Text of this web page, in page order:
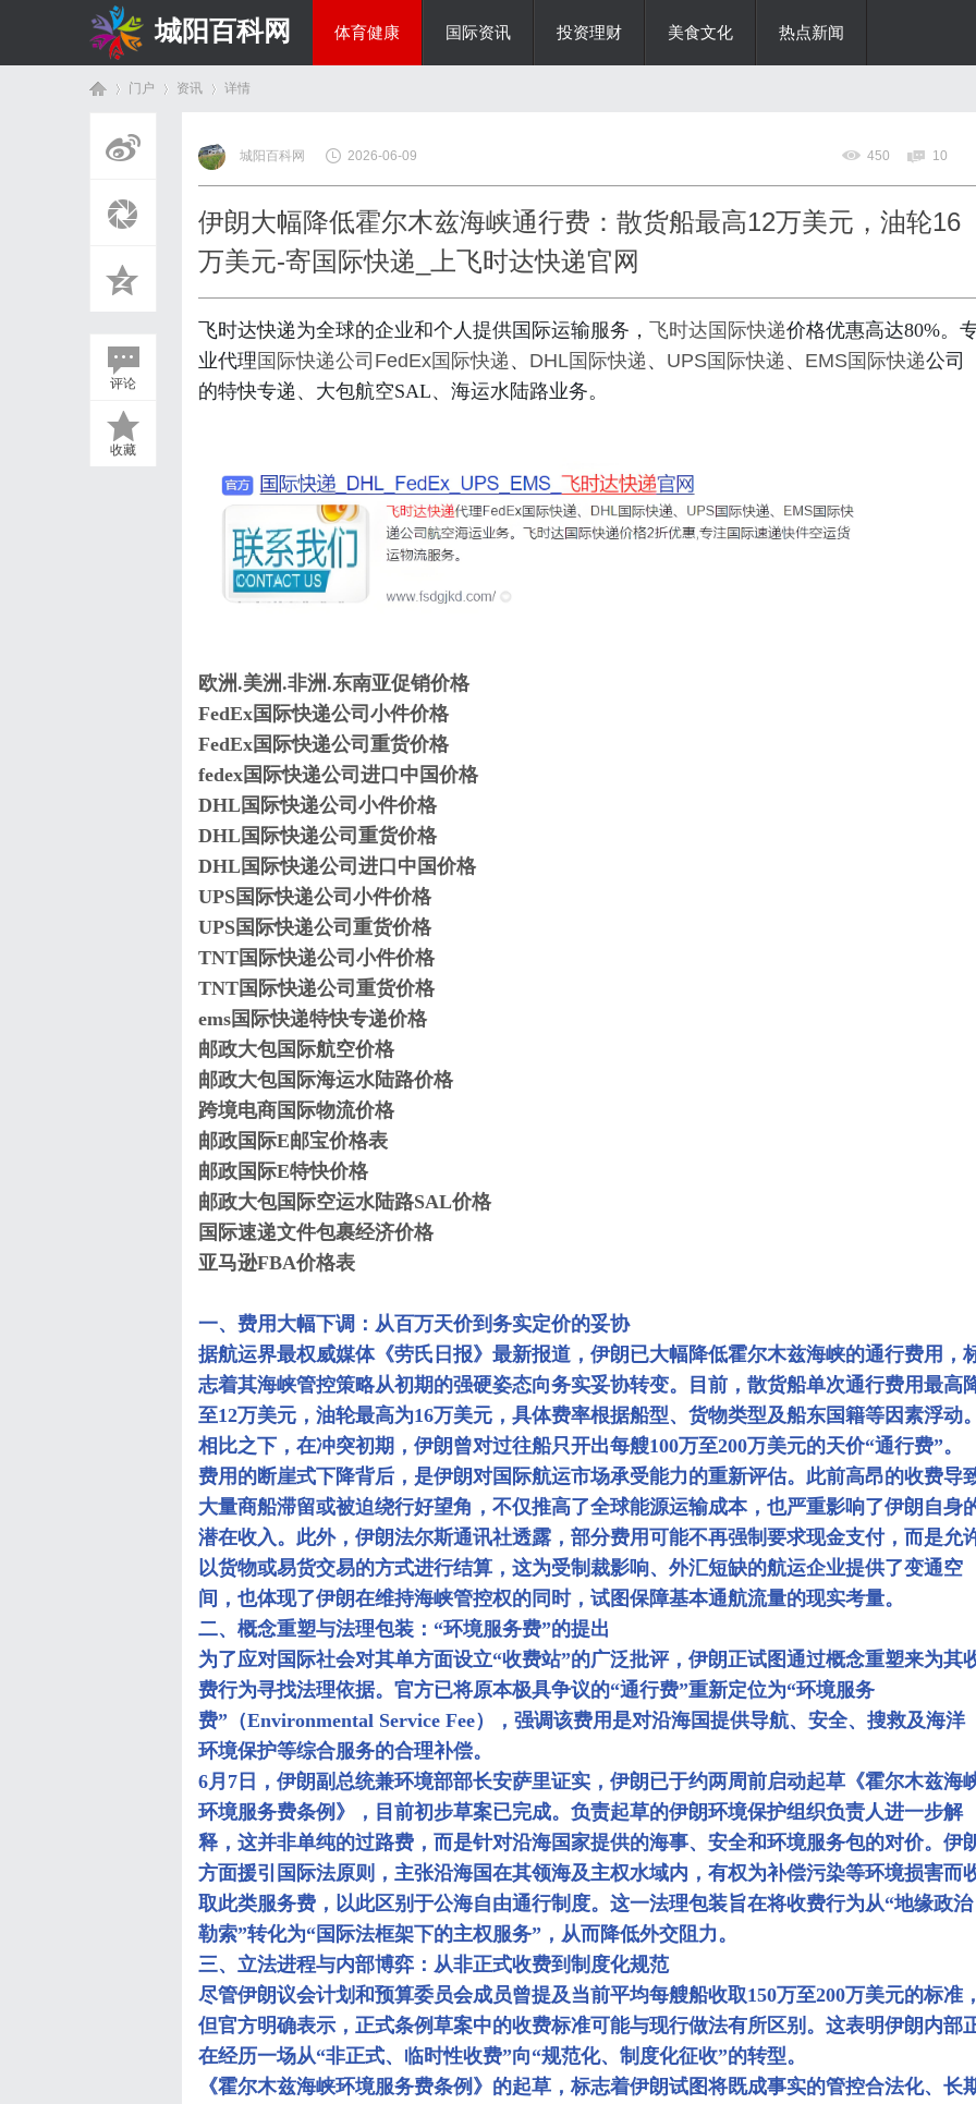
城阳百科网 体育健康 国际资讯 投资理财 美食文化 热点新闻
门户 资讯
›
详情
评论
收藏
城阳百科网 2026-06-09 450 10
伊朗大幅降低霍尔木兹海峡通行费：散货船最高12万美元，油轮16
万美元-寄国际快递_上飞时达快递官网
飞时达快递为全球的企业和个人提供国际运输服务， 飞时达 国际快递价格优惠高达80%。
业代理 国际快递公司 FedEx国际快递 、 DHL国际快递 、 UPS国际快递 、 EMS国际快递公司
的特快专递、大包航空SAL、海运水陆路业务。
欧洲.美洲.非洲.东南亚促销价格
FedEx国际快递公司小件价格
FedEx国际快递公司重货价格
fedex国际快递公司进口中国价格
DHL国际快递公司小件价格
DHL国际快递公司重货价格
DHL国际快递公司进口中国价格
UPS国际快递公司小件价格
UPS国际快递公司重货价格
TNT国际快递公司小件价格
TNT国际快递公司重货价格
ems国际快递特快专递价格
邮政大包国际航空价格
邮政大包国际海运水陆路价格
跨境电商国际物流价格
邮政国际E邮宝价格表
邮政国际E特快价格
邮政大包国际空运水陆路SAL价格
国际速递文件包裹经济价格
亚马逊FBA价格表
一、费用大幅下调：从百万天价到务实定价的妥协
据航运界最权威媒体《劳氏日报》最新报道，伊朗已大幅降低霍尔木兹海峡的通行费用，
志着其海峡管控策略从初期的强硬姿态向务实妥协转变。目前，散货船单次通行费用最高
至12万美元，油轮最高为16万美元，具体费率根据船型、货物类型及船东国籍等因素浮动。
相比之下，在冲突初期，伊朗曾对过往船只开出每艘100万至200万美元的天价“通行费”。
费用的断崖式下降背后，是伊朗对国际航运市场承受能力的重新评估。此前高昂的收费导
大量商船滞留或被迫绕行好望角，不仅推高了全球能源运输成本，也严重影响了伊朗自身
潜在收入。此外，伊朗法尔斯通讯社透露，部分费用可能不再强制要求现金支付，而是允
以货物或易货交易的方式进行结算，这为受制裁影响、外汇短缺的航运企业提供了变通空
间，也体现了伊朗在维持海峡管控权的同时，试图保障基本通航流量的现实考量。
二、概念重塑与法理包装：“环境服务费”的提出
为了应对国际社会对其单方面设立“收费站”的广泛批评，伊朗正试图通过概念重塑来为其
费行为寻找法理依据。官方已将原本极具争议的“通行费”重新定位为“环境服务
费”（Environmental Service Fee），强调该费用是对沿海国提供导航、安全、搜救及海洋
环境保护等综合服务的合理补偿。
6月7日，伊朗副总统兼环境部部长安萨里证实，伊朗已于约两周前启动起草《霍尔木兹海
环境服务费条例》，目前初步草案已完成。负责起草的伊朗环境保护组织负责人进一步解
释，这并非单纯的过路费，而是针对沿海国家提供的海事、安全和环境服务包的对价。伊
方面援引国际法原则，主张沿海国在其领海及主权水域内，有权为补偿污染等环境损害而
取此类服务费，以此区别于公海自由通行制度。这一法理包装旨在将收费行为从“地缘政治
勒索”转化为“国际法框架下的主权服务”，从而降低外交阻力。
三、立法进程与内部博弈：从非正式收费到制度化规范
尽管伊朗议会计划和预算委员会成员曾提及当前平均每艘船收取150万至200万美元的标准，
但官方明确表示，正式条例草案中的收费标准可能与现行做法有所区别。这表明伊朗内部
在经历一场从“非正式、临时性收费”向“规范化、制度化征收”的转型。
《霍尔木兹海峡环境服务费条例》的起草，标志着伊朗试图将既成事实的管控合法化、长